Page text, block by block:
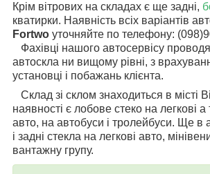
Крім вітрових на складах є ще задні,
кватирки. Наявність всіх варіантів
Fortwo уточняйте по телефону:
Фахівці нашого автосервісу
автоскла ни вищому рівні, з
установці і побажань клієнта.
Склад зі склом знаходиться в місті
наявності є лобове стеко на легкові
авто, на автобуси і тролейбуси. Ще в
і задні стекла на легкові авто,
вантажну групу.